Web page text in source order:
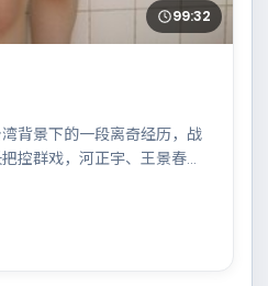
99:32
背景下的一段离奇经历，战
控群戏，河正宇、王景春、
同撑起复杂人物关系，家族恩
歌。